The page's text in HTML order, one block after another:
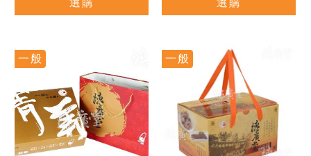
選購 選購
一般 一般